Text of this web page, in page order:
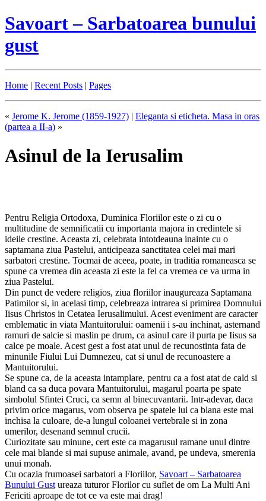
Savoart – Sarbatoarea bunului
gust
Home | Recent Posts | Pages
« Jerome K. Jerome (1859-1927) | Eleganta si eticheta. Masa in oras
(partea a II-a) »
Asinul de la Ierusalim
Pentru Religia Ortodoxa, Duminica Floriilor este o zi cu o
multitudine de semnificatii cu importanta majora in credintele si
ideile crestine. Aceasta zi, celebrata intotdeauna inainte cu o
saptamana ziua Pastelui, anticipeaza sanctitatea celei mai mari
sarbatori crestine. Tocmai de aceea, poate, in traditia romaneasca se
spune ca vremea din aceasta zi este la fel ca vremea ce va urma in
ziua Pastelui.
Din punct de vedere religios, ziua floriilor inaugureaza Saptamana
Patimilor si, in acelasi timp, celebreaza intrarea si primirea Domnului
Iisus Christos in Cetatea Ierusalimului. Acest eveniment are caracter
emblematic in viata Mantuitorului: oamenii i s-au inchinat, asternand
ramuri de salcie si maslin pe drum, ca asinul care il purta pe Iisus sa
calce pe moale. Acest gest a fost atat unul de recunostinta fata de
minunile Fiului Lui Dumnezeu, cat si unul de recunoastere a
Mantuitorului.
Se spune ca, de la aceasta intamplare, pentru ca a fost atat de cald si
bland ca sa duca povara Mantuitorului, magarul poarta pe spate
simbolul Sfintei Cruci, ca semn al binecuvantarii. Intr-adevar, daca
privim orice magarus, vom observa pe spatele lui ca blana este mai
inchisa la culoare, de-a lungul coloanei vertebrale si in zona
umerilor, desenand semnul crucii.
Curiozitate sau minune, cert este ca magarusul ramane unul dintre
cele mai blande si mai supuse animale, avand, pe undeva, smerenia
unui monah.
Cu ocazia frumoasei sarbatori a Floriilor, Savoart – Sarbatoarea
Bunului Gust ureaza tuturor Florilor cu suflet de om La Multi Ani
Fericiti aproape de tot ce va este mai drag!